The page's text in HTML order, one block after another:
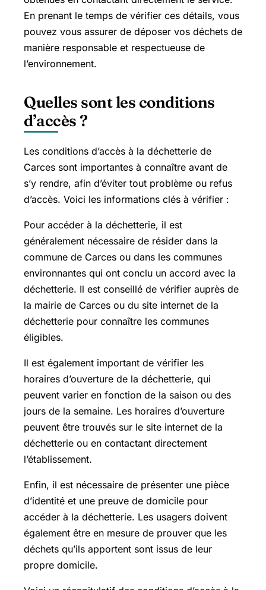
En prenant le temps de vérifier ces détails, vous
pouvez vous assurer de déposer vos déchets de
manière responsable et respectueuse de
l’environnement.
Quelles sont les conditions
d’accès ?
Les conditions d’accès à la déchetterie de
Carces sont importantes à connaître avant de
s’y rendre, afin d’éviter tout problème ou refus
d’accès. Voici les informations clés à vérifier :
Pour accéder à la déchetterie, il est
généralement nécessaire de résider dans la
commune de Carces ou dans les communes
environnantes qui ont conclu un accord avec la
déchetterie. Il est conseillé de vérifier auprès de
la mairie de Carces ou du site internet de la
déchetterie pour connaître les communes
éligibles.
Il est également important de vérifier les
horaires d’ouverture de la déchetterie, qui
peuvent varier en fonction de la saison ou des
jours de la semaine. Les horaires d’ouverture
peuvent être trouvés sur le site internet de la
déchetterie ou en contactant directement
l’établissement.
Enfin, il est nécessaire de présenter une pièce
d’identité et une preuve de domicile pour
accéder à la déchetterie. Les usagers doivent
également être en mesure de prouver que les
déchets qu’ils apportent sont issus de leur
propre domicile.